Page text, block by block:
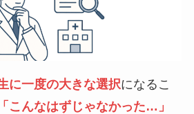
に一度の大きな選択になるこ
「こんなはずじゃなかった…」